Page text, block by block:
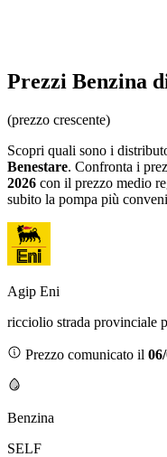
Prezzi Benzina
(prezzo crescente)
Scopri quali sono i
Benestare. Confronta i
2026 con il prezzo medio
subito la pompa più
Agip Eni
ricciolio strada provinciale
Prezzo comunicato il
Benzina
SELF